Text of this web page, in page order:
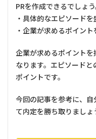
PRを作成できるでしょう
・具体的なエピソードを
・企業が求めるポイント
企業が求めるポイント
なります。エピソード
ポイントです。
今回の記事を参考に、
て内定を勝ち取りましょ